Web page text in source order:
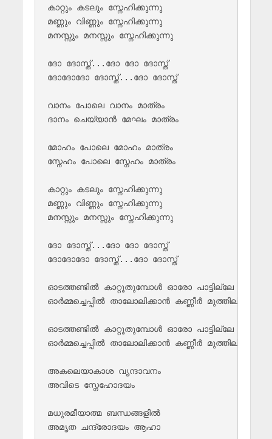
കാറ്റും കടലും സ്നേഹിക്കുന്നു
മണ്ണും വിണ്ണും സ്നേഹിക്കുന്നു
മനസ്സും മനസ്സും സ്നേഹിക്കുന്നു
ദോ ദോസ്ത്...ദോ ദോ ദോസ്ത്
ദോദോദോ ദോസ്ത്...ദോ ദോസ്ത്
വാനം പോലെ വാനം മാത്രം
ദാനം ചെയ്യാൻ മേഘം മാത്രം
മോഹം പോലെ മോഹം മാത്രം
സ്നേഹം പോലെ സ്നേഹം മാത്രം
കാറ്റും കടലും സ്നേഹിക്കുന്നു
മണ്ണും വിണ്ണും സ്നേഹിക്കുന്നു
മനസ്സും മനസ്സും സ്നേഹിക്കുന്നു
ദോ ദോസ്ത്...ദോ ദോ ദോസ്ത്
ദോദോദോ ദോസ്ത്...ദോ ദോസ്ത്
ഓടത്തണ്ടിൽ കാറ്റൂതുമ്പോൾ ഓരോ പാട്ടില്ലേ
ഓർമ്മച്ചെപ്പിൽ താലോലിക്കാൻ കണ്ണീർ മുത്തില്ലേ
ഓടത്തണ്ടിൽ കാറ്റൂതുമ്പോൾ ഓരോ പാട്ടില്ലേ
ഓർമ്മച്ചെപ്പിൽ താലോലിക്കാൻ കണ്ണീർ മുത്തില്ലേ
അകലെയാകാശ വൃന്ദാവനം
അവിടെ സ്നേഹോദയം
മധുരമീയാത്മ ബന്ധങ്ങളിൽ
അമൃത ചന്ദ്രോദയം ആഹാ